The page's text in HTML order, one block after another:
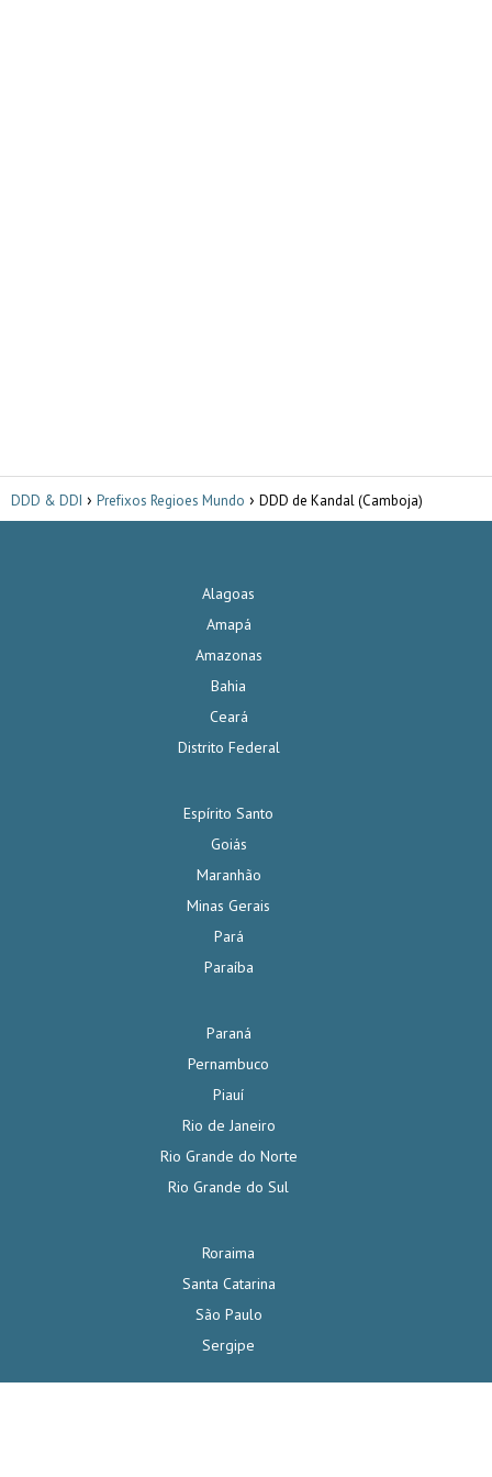
DDD & DDI Prefixos Regioes Mundo DDD de Kandal (Camboja)
Alagoas
Amapá
Amazonas
Bahia
Ceará
Distrito Federal
Espírito Santo
Goiás
Maranhão
Minas Gerais
Pará
Paraíba
Paraná
Pernambuco
Piauí
Rio de Janeiro
Rio Grande do Norte
Rio Grande do Sul
Roraima
Santa Catarina
São Paulo
Sergipe